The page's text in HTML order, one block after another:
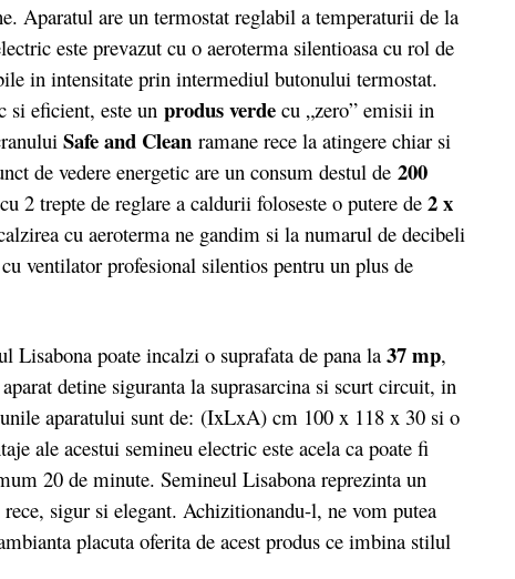
Aparatul are un termostat reglabil a temperaturii de la
este prevazut cu o aeroterma silentioasa cu rol de
in intensitate prin intermediul butonului termostat.
si eficient, este un produs verde cu „zero” emisii in
Safe and Clean ramane rece la atingere chiar si
de vedere energetic are un consum destul de 200
2 trepte de reglare a caldurii foloseste o putere de 2 x
cu aeroterma ne gandim si la numarul de decibeli
ventilator profesional silentios pentru un plus de
Lisabona poate incalzi o suprafata de pana la 37 mp,
detine siguranta la suprasarcina si scurt circuit, in
aparatului sunt de: (IxLxA) cm 100 x 118 x 30 si o
ale acestui semineu electric este acela ca poate fi
20 de minute. Semineul Lisabona reprezinta un
sigur si elegant. Achizitionandu-l, ne vom putea
placuta oferita de acest produs ce imbina stilul